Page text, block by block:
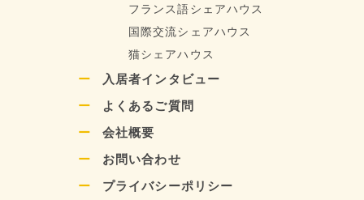
フランス語シェアハウス
国際交流シェアハウス
猫シェアハウス
入居者インタビュー
よくあるご質問
会社概要
お問い合わせ
プライバシーポリシー